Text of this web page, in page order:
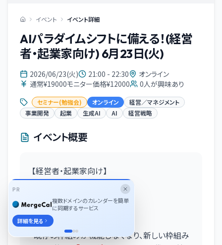
イベント イベント詳細
AIパラダイムシフトに備える！(経営
者・起業家向け) 6月23日(火)
2026/06/23(火) 21:00 - 22:30
オンライン
通常¥19000モニター価格¥12000
0人が興味あり
セミナー(勉強会) オンライン
経営／マネジメント
事業開発
起業 生成AI AI 経営戦略
イベント概要
【経営者・起業家向け】
AIパラダイムシフトに備える!!
〜AIと事業の今後について〜
■ セミナー概要
既存の枠組みが機能しなくなり、新しい枠組み
PR
複数ドメインのカレンダーを簡単
に同期するサービス
詳細を見る